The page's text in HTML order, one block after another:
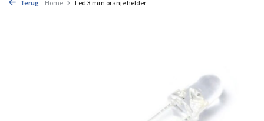
Terug Home Led 3 mm oranje helder